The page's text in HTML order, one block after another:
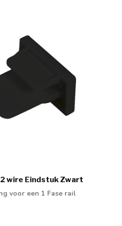
2 wire Eindstuk Zwart
voor een 1 Fase rail